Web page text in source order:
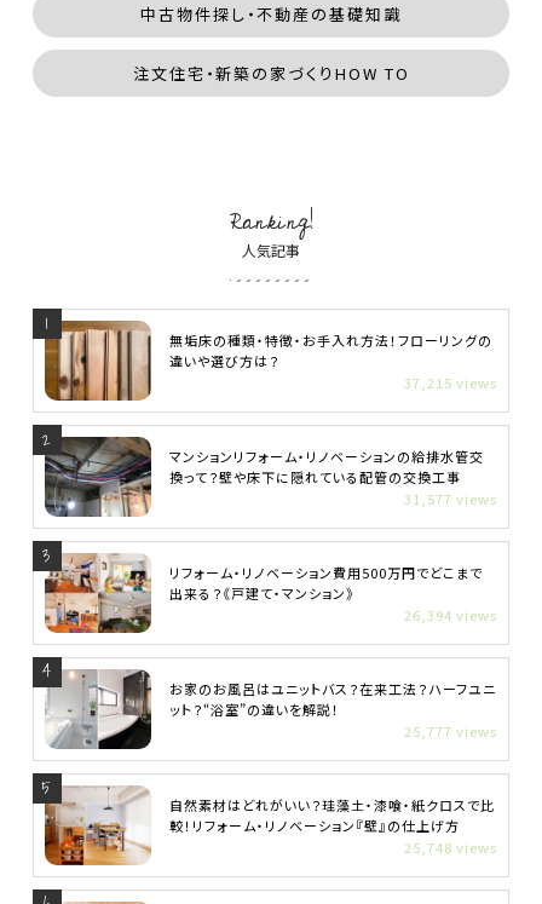
中古物件探し・不動産の基礎知識
注文住宅・新築の家づくりHOW TO
Ranking!
人気記事
無垢床の種類・特徴・お手入れ方法！フローリングの
違いや選び方は？
37,215 views
マンションリフォーム・リノベーションの給排水管交
換って？壁や床下に隠れている配管の交換工事
31,577 views
リフォーム・リノベーション費用500万円でどこまで
出来る？《戸建て・マンション》
26,394 views
お家のお風呂はユニットバス？在来工法？ハーフユニ
ット？“浴室”の違いを解説！
25,777 views
自然素材はどれがいい？珪藻土・漆喰・紙クロスで比
較！リフォーム・リノベーション『壁』の仕上げ方
25,748 views